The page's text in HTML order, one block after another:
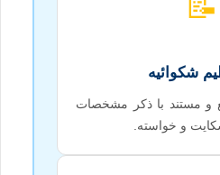
و مستند با ذکر مشخصات
و خواسته.